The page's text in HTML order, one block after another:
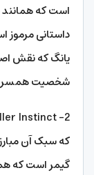
است که همانند
داستانی
یانگ که نقش
شخصیت همسر
که سبک آن
گیمر است که